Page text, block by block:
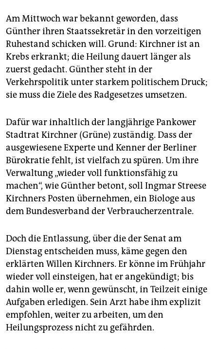
Am Mittwoch war bekannt geworden, dass
Günther ihren Staatssekretär in den vorzeitigen
Ruhestand schicken will. Grund: Kirchner ist an
Krebs erkrankt; die Heilung dauert länger als
zuerst gedacht. Günther steht in der
Verkehrspolitik unter starkem politischem Druck;
sie muss die Ziele des Radgesetzes umsetzen.
Dafür war inhaltlich der langjährige Pankower
Stadtrat Kirchner (Grüne) zuständig. Dass der
ausgewiesene Experte und Kenner der Berliner
Bürokratie fehlt, ist vielfach zu spüren. Um ihre
Verwaltung „wieder voll funktionsfähig zu
machen“, wie Günther betont, soll Ing­mar Streese
Kirchners Posten übernehmen, ein Biologe aus
dem Bundesverband der Verbraucherzentrale.
Doch die Entlassung, über die der Senat am
Dienstag entscheiden muss, käme gegen den
erklärten Willen Kirchners. Er könne im Frühjahr
wieder voll einsteigen, hat er angekündigt; bis
dahin wolle er, wenn gewünscht, in Teilzeit einige
Aufgaben erledigen. Sein Arzt habe ihm explizit
empfohlen, weiter zu arbeiten, um den
Heilungsprozess nicht zu gefährden.